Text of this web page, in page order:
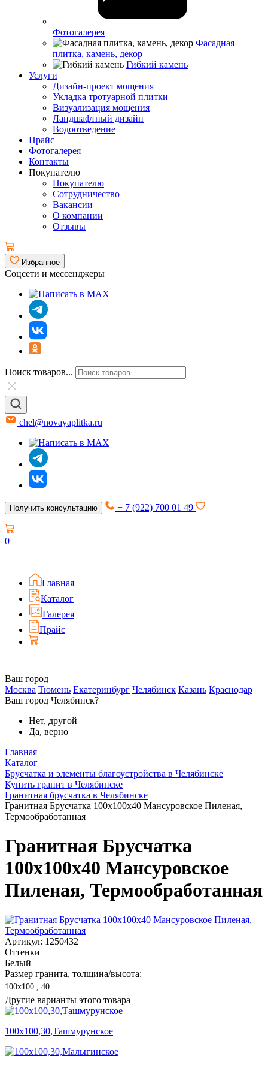
Фотогалерея
Фасадная
плитка, камень, декор
Гибкий камень
Услуги
Дизайн-проект мощения
Укладка тротуарной плитки
Визуализация мощения
Ландшафтный дизайн
Водоотведение
Прайс
Фотогалерея
Контакты
Покупателю
Покупателю
Сотрудничество
Вакансии
О компании
Отзывы
Избранное
Соцсети и мессенджеры
Поиск товаров...
chel@novayaplitka.ru
Получить консультацию + 7 (922) 700 01 49
0
Главная
Каталог
Галерея
Прайс
Ваш город
Москва Тюмень Екатеринбург Челябинск Казань Краснодар
Ваш город Челябинск?
Нет, другой
Да, верно
Главная
Каталог
Брусчатка и элементы благоустройства в Челябинске
Купить гранит в Челябинске
Гранитная брусчатка в Челябинске
Гранитная Брусчатка 100х100x40 Мансуровское Пиленая,
Термообработанная
Гранитная Брусчатка
100х100x40 Мансуровское
Пиленая, Термообработанная
Артикул: 1250432
Оттенки
Белый
Размер гранита, толщина/высота:
100х100 , 40
Другие варианты этого товара
100х100,30,Ташмурунское